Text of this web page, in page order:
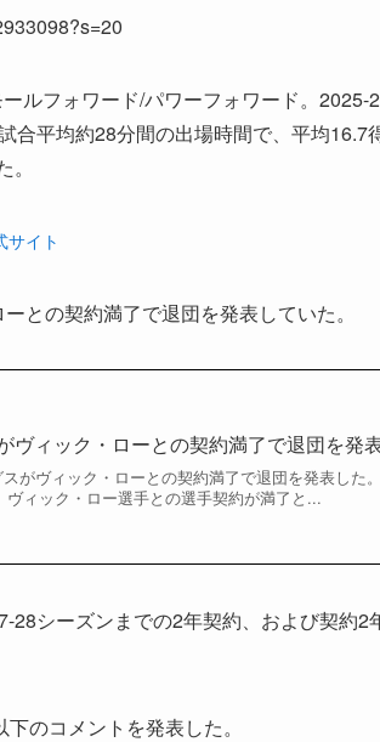
ルフォワード/パワーフォワード。2025-
平均約28分間の出場時間で、平均16.7
イト
との契約満了で退団を発表していた。
ヴィック・ローとの契約満了で退団を発
がヴィック・ローとの契約満了で退団を発表した
ィック・ロー選手との選手契約が満了と...
シーズンまでの2年契約、および契約2
のコメントを発表した。